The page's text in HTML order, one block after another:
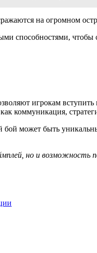
на огромном
способностями, чтобы
игрокам вступить
коммуникация,
бой может быть
но и возможность